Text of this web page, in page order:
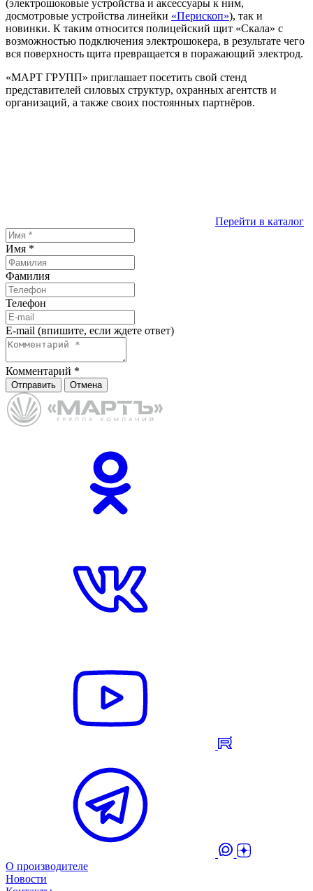
(электрошоковые устройства и аксессуары к ним,
досмотровые устройства линейки «Перископ»), так и
новинки. К таким относится полицейский щит «Скала» с
возможностью подключения электрошокера, в результате чего
вся поверхность щита превращается в поражающий электрод.
«МАРТ ГРУПП» приглашает посетить свой стенд
представителей силовых структур, охранных агентств и
организаций, а также своих постоянных партнёров.
Перейти в каталог
Имя *
Фамилия
Телефон
E-mail (впишите, если ждете ответ)
Комментарий *
Отправить Отмена
О производителе
Новости